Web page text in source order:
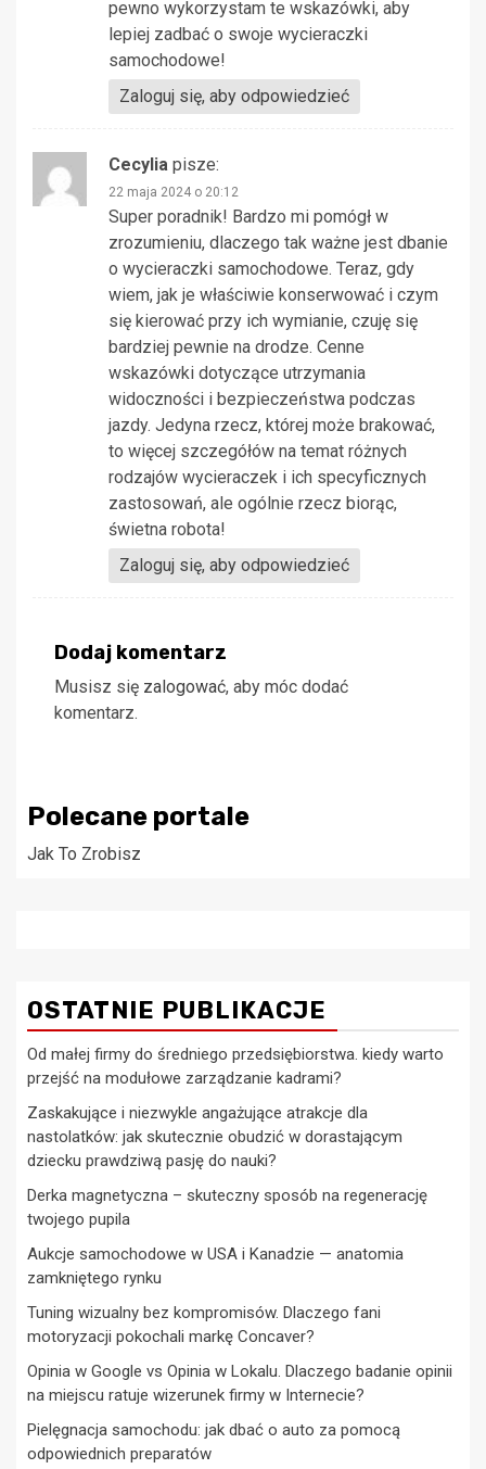
pewno wykorzystam te wskazówki, aby
lepiej zadbać o swoje wycieraczki
samochodowe!
Zaloguj się, aby odpowiedzieć
Cecylia pisze:
22 maja 2024 o 20:12
Super poradnik! Bardzo mi pomógł w
zrozumieniu, dlaczego tak ważne jest dbanie
o wycieraczki samochodowe. Teraz, gdy
wiem, jak je właściwie konserwować i czym
się kierować przy ich wymianie, czuję się
bardziej pewnie na drodze. Cenne
wskazówki dotyczące utrzymania
widoczności i bezpieczeństwa podczas
jazdy. Jedyna rzecz, której może brakować,
to więcej szczegółów na temat różnych
rodzajów wycieraczek i ich specyficznych
zastosowań, ale ogólnie rzecz biorąc,
świetna robota!
Zaloguj się, aby odpowiedzieć
Dodaj komentarz
Musisz się zalogować, aby móc dodać
komentarz.
Polecane portale
Jak To Zrobisz
OSTATNIE PUBLIKACJE
Od małej firmy do średniego przedsiębiorstwa. kiedy warto
przejść na modułowe zarządzanie kadrami?
Zaskakujące i niezwykle angażujące atrakcje dla
nastolatków: jak skutecznie obudzić w dorastającym
dziecku prawdziwą pasję do nauki?
Derka magnetyczna – skuteczny sposób na regenerację
twojego pupila
Aukcje samochodowe w USA i Kanadzie — anatomia
zamkniętego rynku
Tuning wizualny bez kompromisów. Dlaczego fani
motoryzacji pokochali markę Concaver?
Opinia w Google vs Opinia w Lokalu. Dlaczego badanie opinii
na miejscu ratuje wizerunek firmy w Internecie?
Pielęgnacja samochodu: jak dbać o auto za pomocą
odpowiednich preparatów